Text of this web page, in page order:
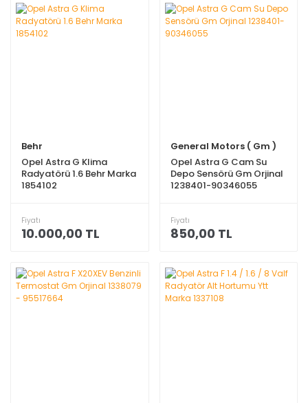
Behr
Opel Astra G Klima
Radyatörü 1.6 Behr Marka
1854102
Fiyatı
10.000,00 TL
General Motors ( Gm )
Opel Astra G Cam Su
Depo Sensörü Gm Orjinal
1238401-90346055
Fiyatı
850,00 TL